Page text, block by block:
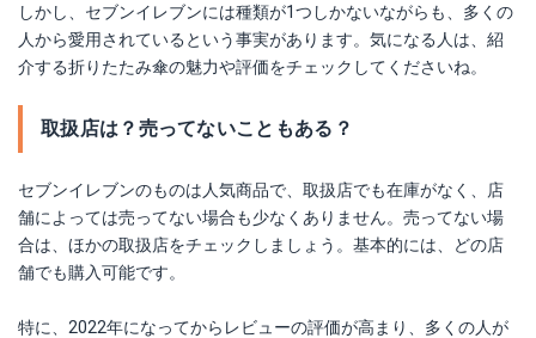
しかし、セブンイレブンには種類が1つしかないながらも、多くの
人から愛用されているという事実があります。気になる人は、紹
介する折りたたみ傘の魅力や評価をチェックしてくださいね。
取扱店は？売ってないこともある？
セブンイレブンのものは人気商品で、取扱店でも在庫がなく、店
舗によっては売ってない場合も少なくありません。売ってない場
合は、ほかの取扱店をチェックしましょう。基本的には、どの店
舗でも購入可能です。
特に、2022年になってからレビューの評価が高まり、多くの人が